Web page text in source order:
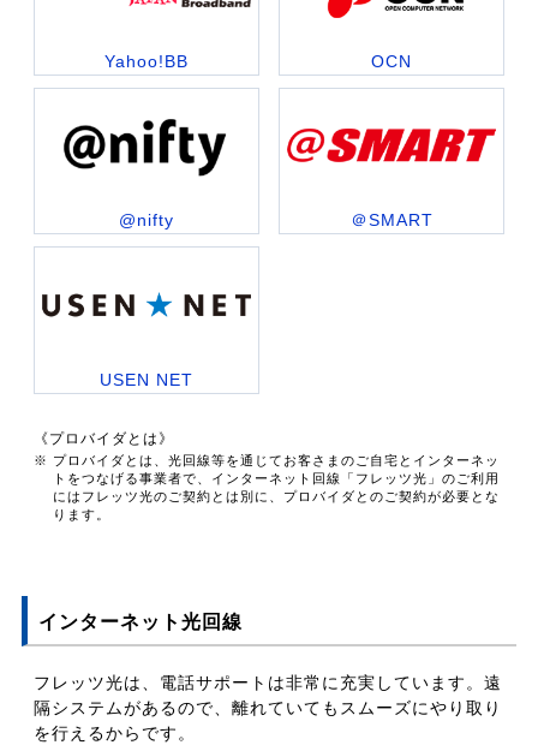
Yahoo!BB OCN
@nifty ＠SMART
USEN NET
《プロバイダとは》
※ プロバイダとは、光回線等を通じてお客さまのご自宅とインターネッ
トをつなげる事業者で、インターネット回線「フレッツ光」のご利用
にはフレッツ光のご契約とは別に、プロバイダとのご契約が必要とな
ります。
インターネット光回線
フレッツ光は、電話サポートは非常に充実しています。遠
隔システムがあるので、離れていてもスムーズにやり取り
を行えるからです。